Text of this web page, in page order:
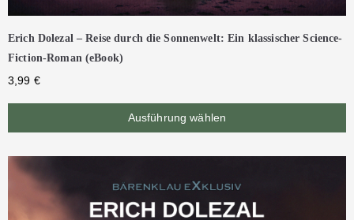
Erich Dolezal – Reise durch die Sonnenwelt: Ein klassischer Science-
Fiction-Roman (eBook)
3,99 €
Ausführung wählen